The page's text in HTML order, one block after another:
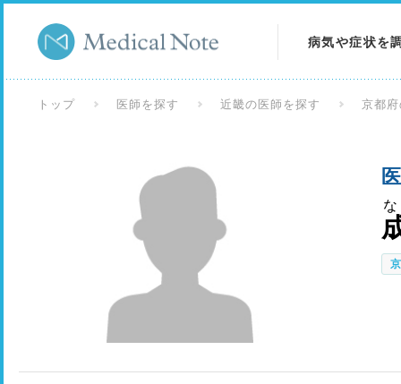
病気や症状を
検査を調べる
トップ 医師を探す 近畿の医師を探す 京都